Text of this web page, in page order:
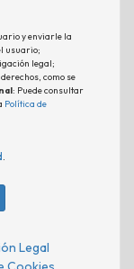
y enviarle la
usuario;
legal;
como se
: Puede consultar
Política de
Legal